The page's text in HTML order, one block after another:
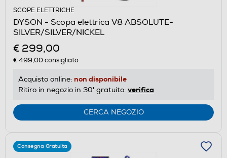
SCOPE ELETTRICHE
DYSON - Scopa elettrica V8 ABSOLUTE-
SILVER/SILVER/NICKEL
€ 299,00
€ 499,00consigliato
Acquisto online: non disponibile
Ritiro in negozio in 30' gratuito: verifica
CERCA NEGOZIO
Consegna Gratuita